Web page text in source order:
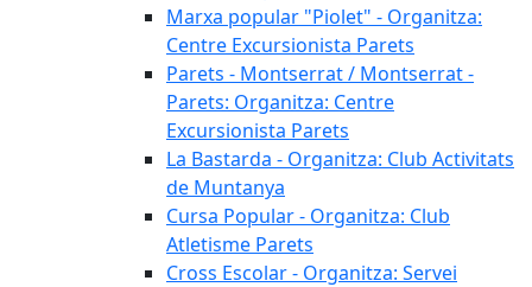
Marxa popular "Piolet" - Organitza:
Centre Excursionista Parets
Parets - Montserrat / Montserrat -
Parets: Organitza: Centre
Excursionista Parets
La Bastarda - Organitza: Club Activitats
de Muntanya
Cursa Popular - Organitza: Club
Atletisme Parets
Cross Escolar - Organitza: Servei